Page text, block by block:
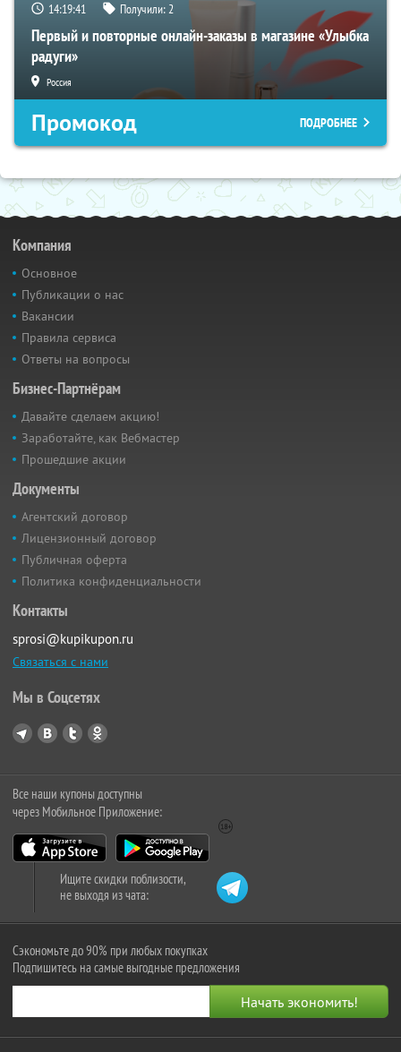
14:19:40 Получили:2
Первый и повторные онлайн-заказы в магазине «Улыбка
радуги»
Россия
Промокод ПОДРОБНЕЕ
Компания
Основное
Публикации о нас
Вакансии
Правила сервиса
Ответы на вопросы
Бизнес-Партнёрам
Давайте сделаем акцию!
Заработайте, как Вебмастер
Прошедшие акции
Документы
Агентский договор
Лицензионный договор
Публичная оферта
Политика конфиденциальности
Контакты
sprosi@kupikupon.ru
Связаться с нами
Мы в Соцсетях
Все наши купоны доступны
через Мобильное Приложение:
Ищите скидки поблизости,
не выходя из чата:
Сэкономьте до 90% при любых покупках
Подпишитесь на самые выгодные предложения